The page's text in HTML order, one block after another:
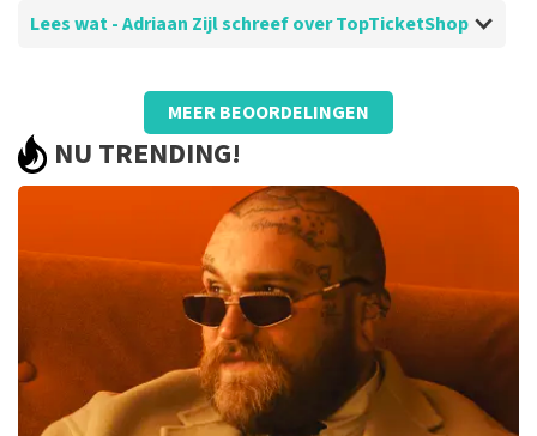
Lees wat - Adriaan Zijl schreef over TopTicketShop
Beoordeling van - Adriaan Zijl overTopTicketShop
Lekker makkelijk en goed
MEER BEOORDELINGEN
NU TRENDING!